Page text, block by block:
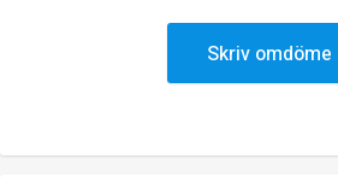
Skriv omdöme